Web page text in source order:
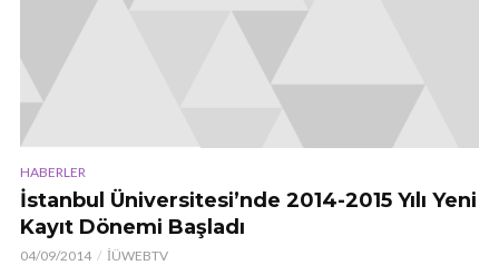
HABERLER
İstanbul Üniversitesi’nde 2014-2015 Yılı Yeni
Kayıt Dönemi Başladı
04/09/2014 İÜWEBTV